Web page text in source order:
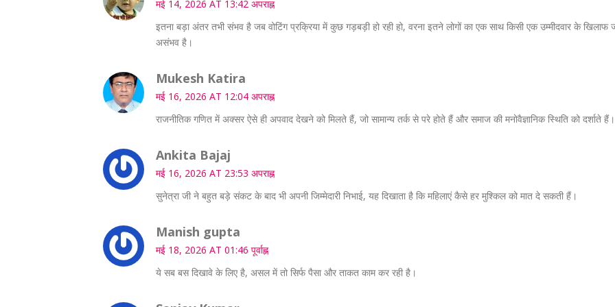
मई 14, 2026 AT 13:42 अपराह्न
इतना बड़ा अंतर तभी संभव है जब वोटिंग प्रक्रिया में कुछ गड़बड़ी हो रही हो, वरना इतने लोगों का एक साथ किसी एक उम्मीदवार के खिलाफ
असंभव है।
Mukesh Katira
मई 16, 2026 AT 12:04 अपराह्न
राजनीतिक गणित में अक्सर ऐसे ही अपवाद देखने को मिलते हैं, जो सामान्य तर्क से परे होते हैं और समाज की मनोवैज्ञानिक स्थिति को दर्शाते हैं।
Ankita Bajaj
मई 16, 2026 AT 23:53 अपराह्न
सुनेत्रा जी ने बहुत बड़े संकट के बाद भी अपनी जिम्मेदारी निभाई, यह दिखाता है कि महिलाएं कैसे हर मुश्किल को मात दे सकती हैं।
Manish gupta
मई 18, 2026 AT 01:46 पूर्वाह्न
ये सब बस दिखावे के लिए है, असल में तो सिर्फ पैसा और ताकत काम कर रही है।